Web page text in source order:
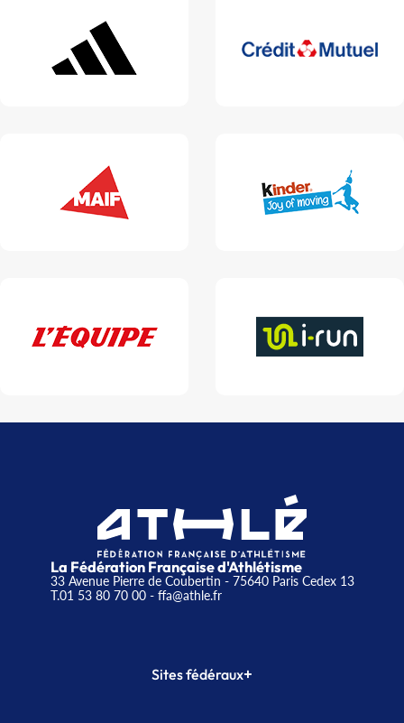
La Fédération Française d'Athlétisme
33 Avenue Pierre de Coubertin - 75640 Paris Cedex 13
T.01 53 80 70 00- ffa@athle.fr
Sites fédéraux+